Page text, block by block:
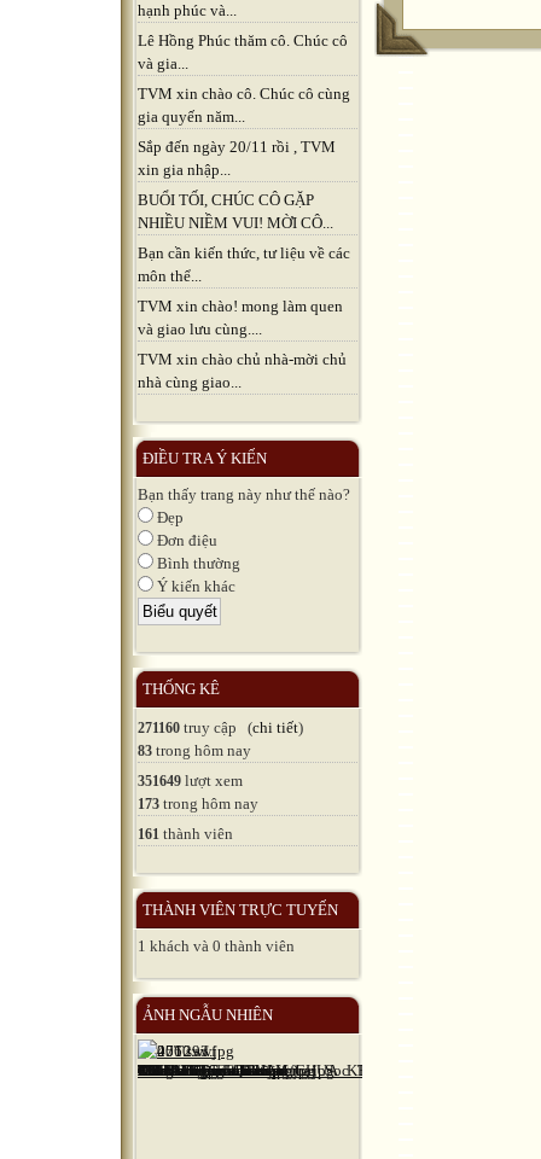
hạnh phúc và...
Lê Hồng Phúc thăm cô. Chúc cô
và gia...
TVM xin chào cô. Chúc cô cùng
gia quyến năm...
Sắp đến ngày 20/11 rồi , TVM
xin gia nhập...
BUỔI TỐI, CHÚC CÔ GẶP
NHIỀU NIỀM VUI! MỜI CÔ...
Bạn cần kiến thức, tư liệu về các
môn thể...
TVM xin chào! mong làm quen
và giao lưu cùng....
TVM xin chào chủ nhà-mời chủ
nhà cùng giao...
ĐIỀU TRA Ý KIẾN
Bạn thấy trang này như thế nào?
Đẹp
Đơn điệu
Bình thường
Ý kiến khác
THỐNG KÊ
271160 truy cập (chi tiết)
83 trong hôm nay
351649 lượt xem
173 trong hôm nay
161 thành viên
THÀNH VIÊN TRỰC TUYẾN
1 khách và 0 thành viên
ẢNH NGẪU NHIÊN